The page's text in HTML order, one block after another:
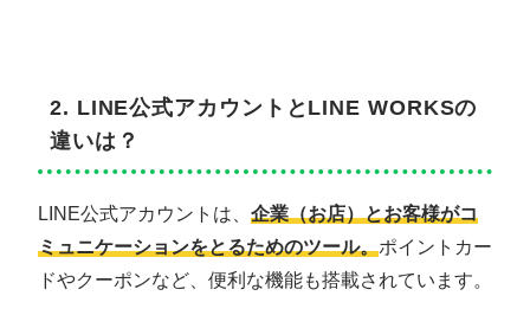
2. LINE公式アカウントとLINE WORKSの
違いは？
LINE公式アカウントは、 企業（お店）とお客様がコ
ミュニケーションをとるためのツール。ポイントカー
ドやクーポンなど、便利な機能も搭載されています。